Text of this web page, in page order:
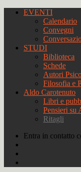
EVENTI
Calendario
Convegni
STUDI
Biblioteca
Schede
Autori
Filosofia e
Aldo Carotenuto
Libri e
Pensieri su
Ritagli
Entra in contatto